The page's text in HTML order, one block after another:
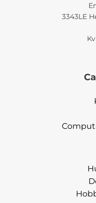
3343LE